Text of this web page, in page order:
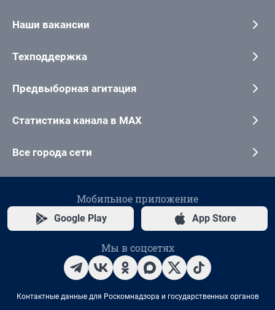
Наши вакансии
Техподдержка
Предвыборная агитация
Статистика канала в MAX
Все города сети
Мобильное приложение
Google Play App Store
Мы в соцсетях
Контактные данные для Роскомнадзора и государственных органов